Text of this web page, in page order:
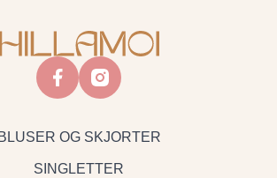
facebookinstagram
BLUSER OG SKJORTER
SINGLETTER